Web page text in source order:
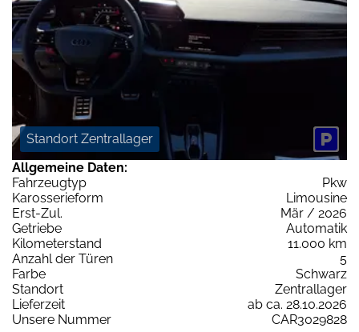
Standort Zentrallager
Allgemeine Daten:
Fahrzeugtyp
Pkw
Karosserieform
Limousine
Erst-Zul.
Mär / 2026
Getriebe
Automatik
Kilometerstand
11.000 km
Anzahl der Türen
5
Farbe
Schwarz
Standort
Zentrallager
Lieferzeit
ab ca. 28.10.2026
Unsere Nummer
CAR3029828